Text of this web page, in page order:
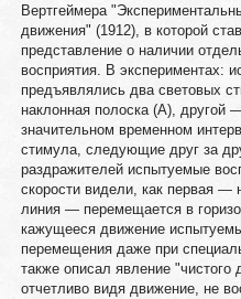
Вертгеймера
движения" (1912), в которой
представление о наличии
восприятия. В экспериментах:
предъявлялись два световых
наклонная полоска (А), другой
значительном временном
стимула, следующие друг за
раздражителей испытуемые
скорости видели, как первая —
линия — перемещается в
кажущееся движение
перемещения даже при
также описал явление
отчетливо видя движение, не